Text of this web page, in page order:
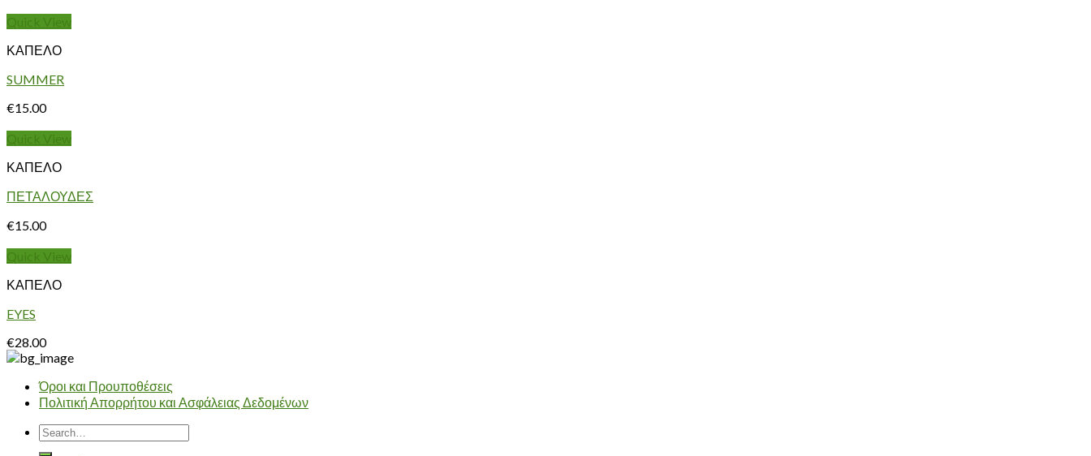
Quick View
ΚΑΠΕΛΟ
SUMMER
€15.00
Quick View
ΚΑΠΕΛΟ
ΠΕΤΑΛΟΥΔΕΣ
€15.00
Quick View
ΚΑΠΕΛΟ
EYES
€28.00
Όροι και Προυποθέσεις
Πολιτική Απορρήτου και Ασφάλειας Δεδομένων
Search
for: